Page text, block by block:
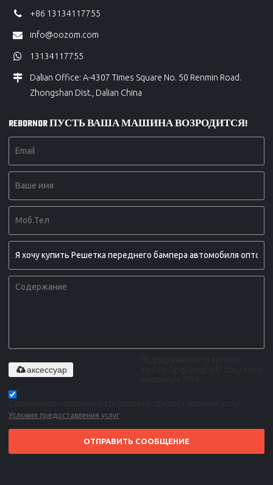
+86 13134117755
info@oozom.com
13134117755
Dalian Office: A-4307 Times Square No. 50 Renmin Road.
Zhongshan Dist., Dalian China
REBORNOR ПУСТЬ ВАША МАШИНА ВОЗРОДИТСЯ!
аксессуар
Условия предоставления услуг
ОТПРАВИТЬ СООБЩЕНИЕ